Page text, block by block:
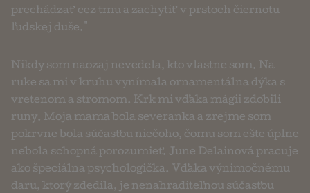
prechádzať cez tmu a zachytiť v prstoch čiernotu
ľudskej duše."
Nikdy som naozaj nevedela, kto vlastne som. Na
ruke sa mi v kruhu vynímala ornamentálna dýka s
vretenom a stromom. Krk mi vďaka mágii zdobili
runy. Moja mama bola severanka a zrejme som
pokrvne bola súčasťou niečoho, čomu som ešte úplne
nebola schopná porozumieť. June Delainová pracuje
ako špeciálna psychologička. Vďaka výnimočnému
daru, ktorý zdedila, je nenahraditeľnou súčasťou